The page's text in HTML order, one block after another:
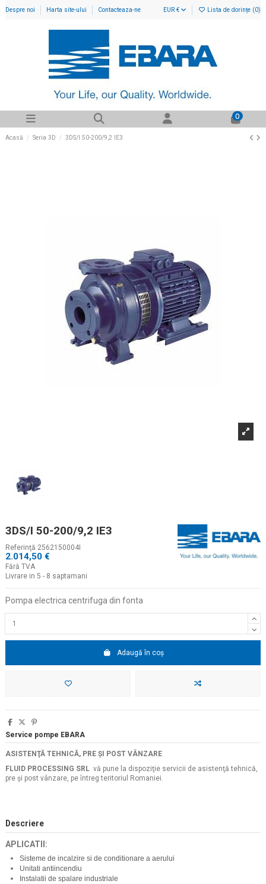
Despre noi Harta site-ului Contacteaza-ne EUR € Lista de dorințe (0)
0
Acasă Seria 3D 3DS/I 50-200/9,2 IE3
3DS/I 50-200/9,2 IE3
Referinţă 2562150004I
2.014,50 €
Fără TVA
Livrare in 5 - 8 saptamani
Pompa electrica centrifuga din fonta
Adaugă în coș
Service pompe EBARA
ASISTENŢĂ TEHNICĂ, PRE ŞI POST VÂNZARE
FLUID PROCESSING SRL vă pune la dispoziţie servicii de asistenţă tehnică,
pre şi post vânzare, pe întreg teritoriul Romaniei.
Descriere
APLICATII:
Sisteme de incalzire si de conditionare a aerului
Unitati antiincendiu
Instalatii de spalare industriale